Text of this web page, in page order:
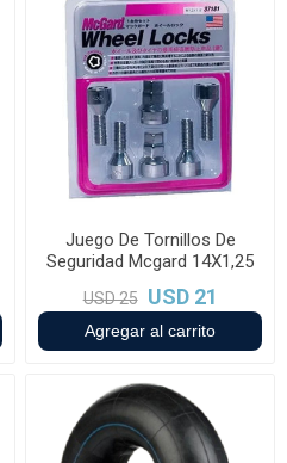
Juego De Tornillos De
Seguridad Mcgard 14X1,25
USD 25 USD 21